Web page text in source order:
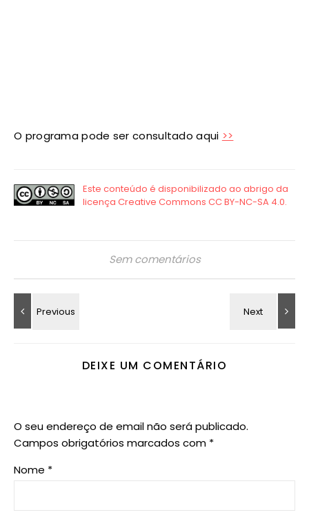
O programa pode ser consultado aqui >>
Sem comentários
DEIXE UM COMENTÁRIO
O seu endereço de email não será publicado.
Campos obrigatórios marcados com *
Nome *